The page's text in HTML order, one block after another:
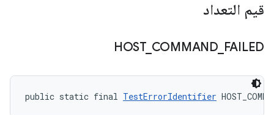
قيم التعداد
HOST_ COMMAND_ FAILED
public static final TestErrorIdentifier